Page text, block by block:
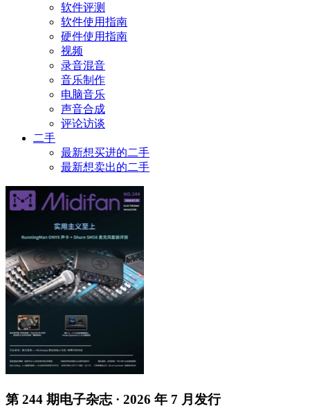
软件评测
软件使用指南
硬件使用指南
视频
录音混音
音乐制作
电脑音乐
声音合成
评论访谈
二手
最新想买进的二手
最新想卖出的二手
第 244 期电子杂志 · 2026 年 7 月发行